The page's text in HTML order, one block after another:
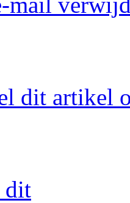
dit artikel
dit